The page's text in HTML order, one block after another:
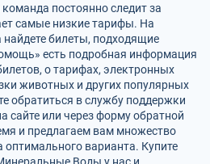
постоянно следит за
самые низкие тарифы. На
найдете билеты, подходящие
есть подробная информация
о тарифах, электронных
животных и других популярных
обратиться в службу поддержки
сайте или через форму обратной
и предлагаем вам множество
варианта. Купите